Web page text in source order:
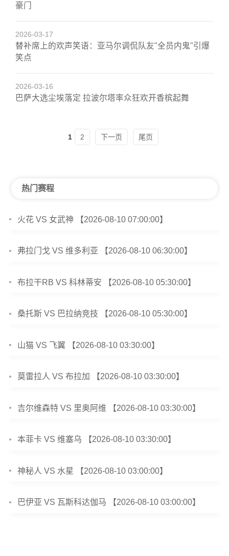
豪门
2026-03-17
替补席上的欢声笑语：亚马尔调侃队友"全员内鬼"引爆
笑点
2026-03-16
巴萨大选尘埃落定 拉波尔塔率众狂欢开香槟起舞
1 2 下一页 尾页
热门赛程
火花 VS 女武神 【2026-08-10 07:00:00】
弗拉门戈 VS 维多利亚 【2026-08-10 06:30:00】
布拉干RB VS 科林蒂安 【2026-08-10 05:30:00】
桑托斯 VS 巴拉纳竞技 【2026-08-10 05:30:00】
山猫 VS 飞翼 【2026-08-10 03:30:00】
莫雷拉人 VS 布拉加 【2026-08-10 03:30:00】
吉尔维森特 VS 里奥阿维 【2026-08-10 03:30:00】
本菲卡 VS 维塞乌 【2026-08-10 03:30:00】
神秘人 VS 水星 【2026-08-10 03:00:00】
巴伊亚 VS 瓦斯科达伽马 【2026-08-10 03:00:00】